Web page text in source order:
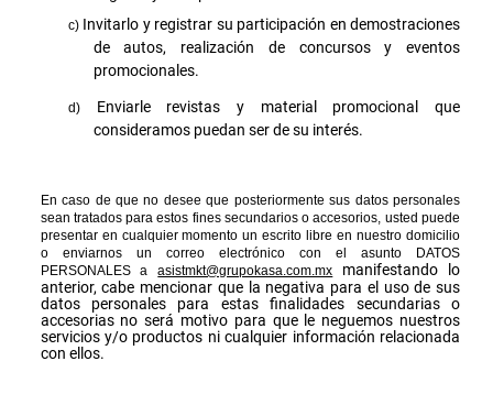
Invitarlo y registrar su participación en demostraciones
de autos, realización de concursos y eventos
promocionales.
Enviarle revistas y material promocional que
consideramos puedan ser de su interés.
En caso de que no desee que posteriormente sus datos personales
sean tratados para estos fines secundarios o accesorios, usted puede
presentar en cualquier momento un escrito libre en nuestro domicilio
o enviarnos un correo electrónico con el asunto DATOS
PERSONALES aasistmkt@grupokasa.com.mx manifestando lo
anterior, cabe mencionar que la negativa para el uso de sus
datos personales para estas finalidades secundarias o
accesorias no será motivo para que le neguemos nuestros
servicios y/o productos ni cualquier información relacionada
con ellos.